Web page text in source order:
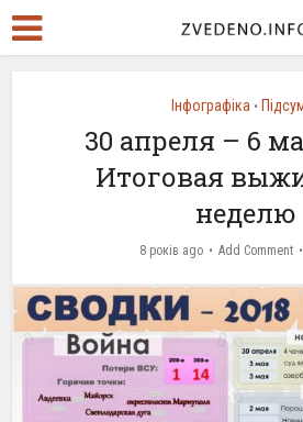
Інфографіка •
30 апреля – 6
Итоговая
неделю
8 років ago Add Comment